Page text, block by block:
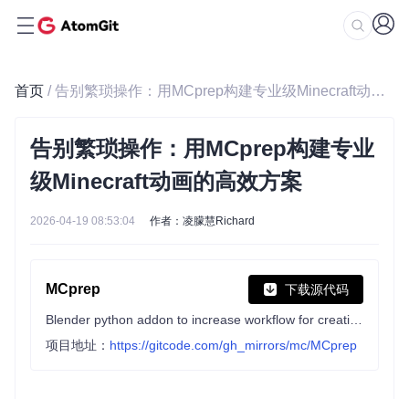
首页 / 告别繁琐操作：用MCprep构建专业级Minecraft动画的高效方案
告别繁琐操作：用MCprep构建专业
级Minecraft动画的高效方案
2026-04-19 08:53:04 作者：凌朦慧Richard
MCprep 下载源代码
项目地址： https://gitcode.com/gh_mirrors/mc/MCprep